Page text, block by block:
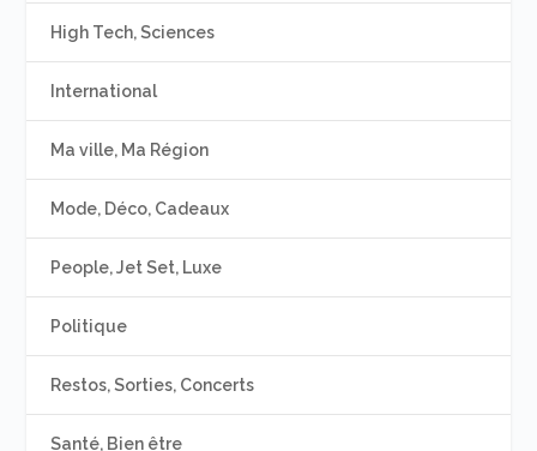
High Tech, Sciences
International
Ma ville, Ma Région
Mode, Déco, Cadeaux
People, Jet Set, Luxe
Politique
Restos, Sorties, Concerts
Santé, Bien être